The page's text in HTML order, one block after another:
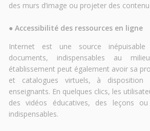
des murs d’image ou projeter des
● Accessibilité des ressources en ligne
Internet est une source
documents, indispensables au
établissement peut également avoir sa
et catalogues virtuels, à
enseignants. En quelques clics, les
des vidéos éducatives, des leçons
indispensables.